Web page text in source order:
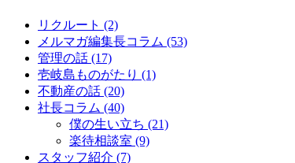
リクルート (2)
メルマガ編集長コラム (53)
管理の話 (17)
壱岐島ものがたり (1)
不動産の話 (20)
社長コラム (40)
僕の生い立ち (21)
楽待相談室 (9)
スタッフ紹介 (7)